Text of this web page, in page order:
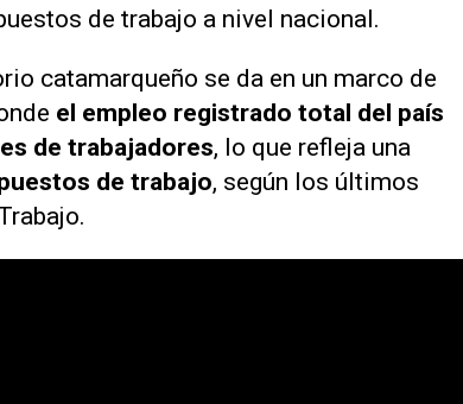
de trabajo a nivel nacional.
catamarqueño se da en un marco de
el empleo registrado total del país
de trabajadores, lo que refleja una
de trabajo, según los últimos